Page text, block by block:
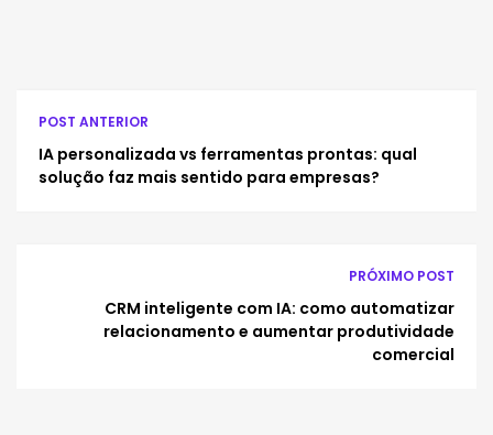
POST ANTERIOR
IA personalizada vs ferramentas prontas: qual
solução faz mais sentido para empresas?
PRÓXIMO POST
CRM inteligente com IA: como automatizar
relacionamento e aumentar produtividade
comercial